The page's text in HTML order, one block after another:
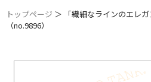
トップページ ＞ 「繊細なラインのエレ
（no.9896）